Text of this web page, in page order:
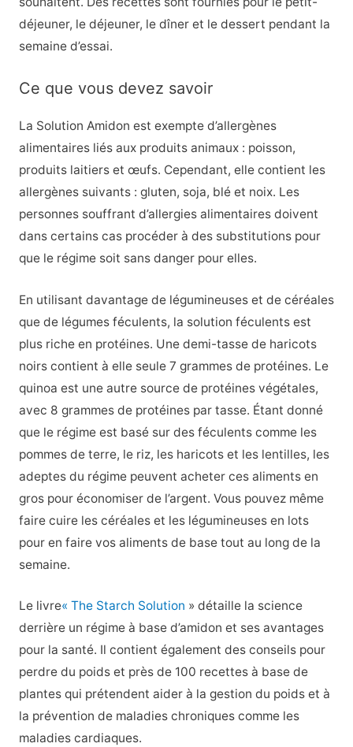
déjeuner, le déjeuner, le dîner et le dessert pendant la
semaine d’essai.
Ce que vous devez savoir
La Solution Amidon est exempte d’allergènes
alimentaires liés aux produits animaux : poisson,
produits laitiers et œufs. Cependant, elle contient les
allergènes suivants : gluten, soja, blé et noix. Les
personnes souffrant d’allergies alimentaires doivent
dans certains cas procéder à des substitutions pour
que le régime soit sans danger pour elles.
En utilisant davantage de légumineuses et de céréales
que de légumes féculents, la solution féculents est
plus riche en protéines. Une demi-tasse de haricots
noirs contient à elle seule 7 grammes de protéines. Le
quinoa est une autre source de protéines végétales,
avec 8 grammes de protéines par tasse. Étant donné
que le régime est basé sur des féculents comme les
pommes de terre, le riz, les haricots et les lentilles, les
adeptes du régime peuvent acheter ces aliments en
gros pour économiser de l’argent. Vous pouvez même
faire cuire les céréales et les légumineuses en lots
pour en faire vos aliments de base tout au long de la
semaine.
Le livre« The Starch Solution » détaille la science
derrière un régime à base d’amidon et ses avantages
pour la santé. Il contient également des conseils pour
perdre du poids et près de 100 recettes à base de
plantes qui prétendent aider à la gestion du poids et à
la prévention de maladies chroniques comme les
maladies cardiaques.